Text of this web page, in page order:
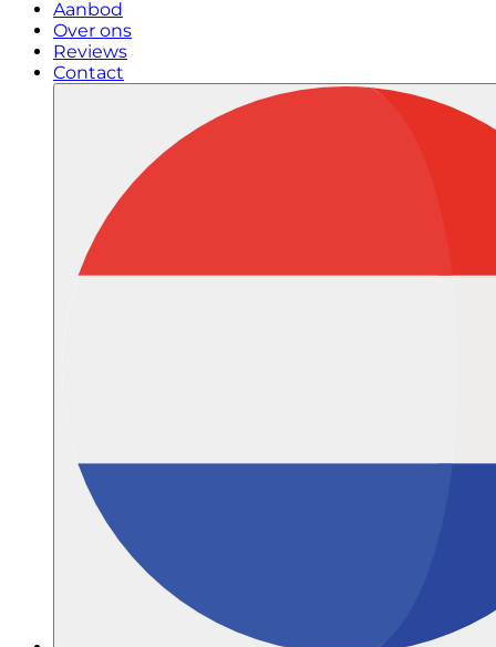
Aanbod
Over ons
Reviews
Contact